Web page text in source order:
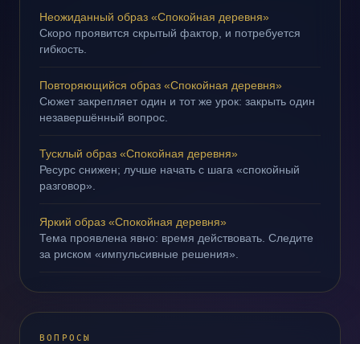
Неожиданный образ «Спокойная деревня»
Скоро проявится скрытый фактор, и потребуется
гибкость.
Повторяющийся образ «Спокойная деревня»
Сюжет закрепляет один и тот же урок: закрыть один
незавершённый вопрос.
Тусклый образ «Спокойная деревня»
Ресурс снижен; лучше начать с шага «спокойный
разговор».
Яркий образ «Спокойная деревня»
Тема проявлена явно: время действовать. Следите
за риском «импульсивные решения».
ВОПРОСЫ